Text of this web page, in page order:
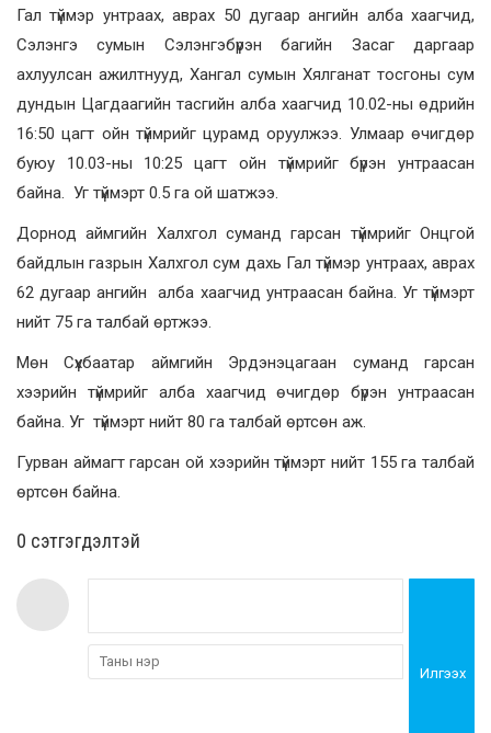
Гал түймэр унтраах, аврах 50 дугаар ангийн алба хаагчид,
Сэлэнгэ сумын Сэлэнгэбүрэн багийн Засаг даргаар
ахлуулсан ажилтнууд, Хангал сумын Хялганат тосгоны сум
дундын Цагдаагийн тасгийн алба хаагчид 10.02-ны өдрийн
16:50 цагт ойн түймрийг цурамд оруулжээ. Улмаар өчигдөр
буюу 10.03-ны 10:25 цагт ойн түймрийг бүрэн унтраасан
байна. Уг түймэрт 0.5 га ой шатжээ.
Дорнод аймгийн Халхгол суманд гарсан түймрийг Онцгой
байдлын газрын Халхгол сум дахь Гал түймэр унтраах, аврах
62 дугаар ангийн алба хаагчид унтраасан байна. Уг түймэрт
нийт 75 га талбай өртжээ.
Мөн Сүхбаатар аймгийн Эрдэнэцагаан суманд гарсан
хээрийн түймрийг алба хаагчид өчигдөр бүрэн унтраасан
байна. Уг түймэрт нийт 80 га талбай өртсөн аж.
Гурван аймагт гарсан ой хээрийн түймэрт нийт 155 га талбай
өртсөн байна.
0 cэтгэгдэлтэй
Илгээх